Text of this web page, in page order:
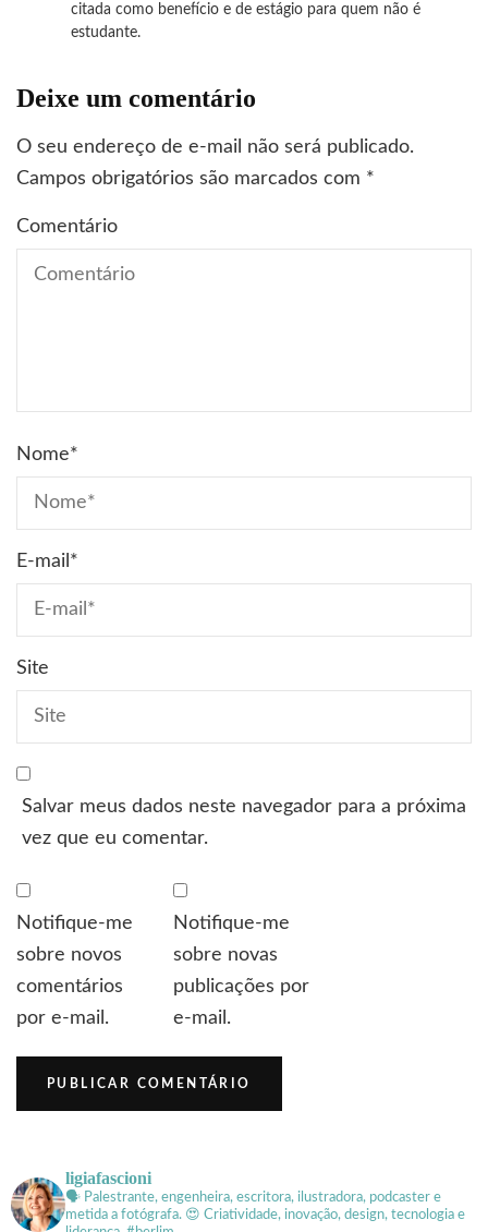
citada como benefício e de estágio para quem não é
estudante.
Deixe um comentário
O seu endereço de e-mail não será publicado.
Campos obrigatórios são marcados com *
Comentário
Nome*
E-mail *
Site
Salvar meus dados neste navegador para a próxima
vez que eu comentar.
Notifique-me
sobre novos
comentários
por e-mail.
Notifique-me
sobre novas
publicações por
e-mail.
ligiafascioni
🗣 Palestrante, engenheira, escritora, ilustradora, podcaster e
metida a fotógrafa. 😍 Criatividade, inovação, design, tecnologia e